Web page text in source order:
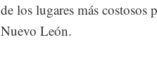
de los lugares más
Nuevo León.